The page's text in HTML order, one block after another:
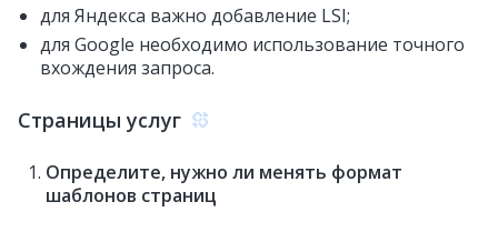
для Яндекса важно добавление LSI;
для Google необходимо использование точного
вхождения запроса.
Страницы услуг
Определите, нужно ли менять формат
шаблонов страниц